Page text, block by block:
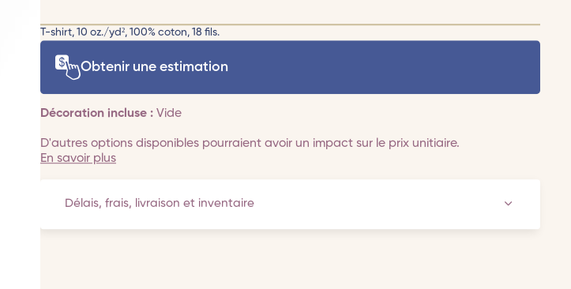
T-shirt, 10 oz./yd², 100% coton, 18 fils.
Obtenir une estimation
Décoration incluse : Vide
D'autres options disponibles pourraient avoir un impact sur le prix unitiaire.
En savoir plus
Délais, frais, livraison et inventaire